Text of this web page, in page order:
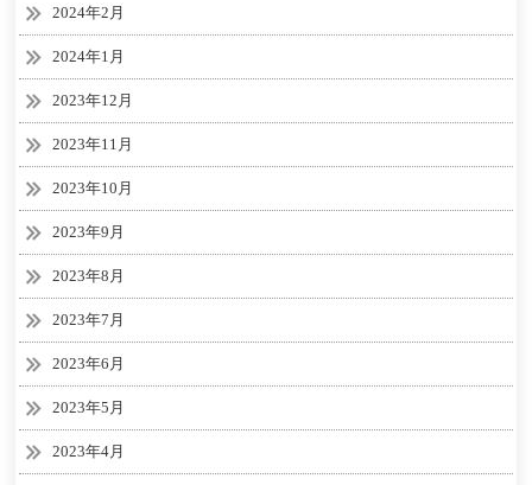
2024年2月
2024年1月
2023年12月
2023年11月
2023年10月
2023年9月
2023年8月
2023年7月
2023年6月
2023年5月
2023年4月